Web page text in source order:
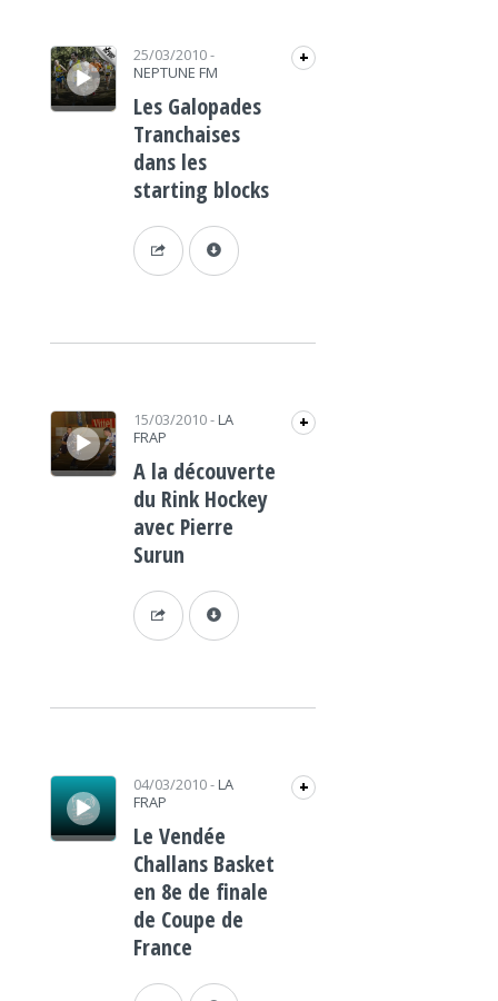
Lecteur audio 25/03/2010-
NEPTUNE FM
+
Les Galopades
Tranchaises
dans les
starting blocks
Lecteur audio 15/03/2010- LA
FRAP
+
A la découverte
du Rink Hockey
avec Pierre
Surun
Lecteur audio 04/03/2010- LA
FRAP
+
Le Vendée
Challans Basket
en 8e de finale
de Coupe de
France